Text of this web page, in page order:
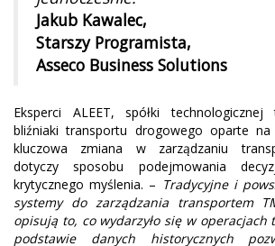
Jakub Kawalec,
Starszy Programista,
Asseco Business Solutions
Eksperci ALEET, spółki
bliźniaki transportu drogowego oparte
kluczowa zmiana w zarządzaniu
dotyczy sposobu podejmowania
krytycznego myślenia. – Tradycyjne i
systemy do zarządzania transportem
opisują to, co wydarzyło się w operacjach
podstawie danych historycznych